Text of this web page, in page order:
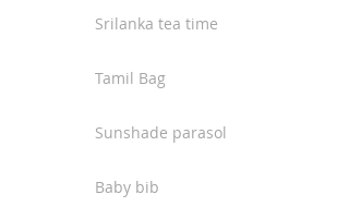
Srilanka tea time
Tamil Bag
Sunshade parasol
Baby bib